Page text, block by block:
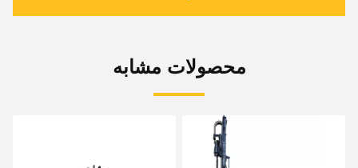
محصولات مشابه